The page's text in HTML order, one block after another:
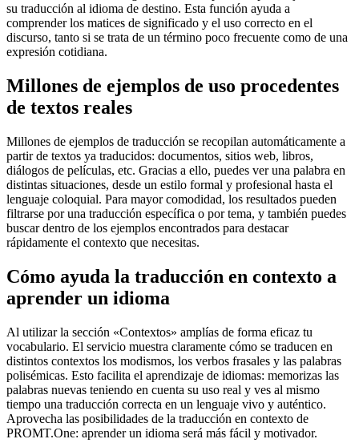
su traducción al idioma de destino. Esta función ayuda a
comprender los matices de significado y el uso correcto en el
discurso, tanto si se trata de un término poco frecuente como de una
expresión cotidiana.
Millones de ejemplos de uso procedentes
de textos reales
Millones de ejemplos de traducción se recopilan automáticamente a
partir de textos ya traducidos: documentos, sitios web, libros,
diálogos de películas, etc. Gracias a ello, puedes ver una palabra en
distintas situaciones, desde un estilo formal y profesional hasta el
lenguaje coloquial. Para mayor comodidad, los resultados pueden
filtrarse por una traducción específica o por tema, y también puedes
buscar dentro de los ejemplos encontrados para destacar
rápidamente el contexto que necesitas.
Cómo ayuda la traducción en contexto a
aprender un idioma
Al utilizar la sección «Contextos» amplías de forma eficaz tu
vocabulario. El servicio muestra claramente cómo se traducen en
distintos contextos los modismos, los verbos frasales y las palabras
polisémicas. Esto facilita el aprendizaje de idiomas: memorizas las
palabras nuevas teniendo en cuenta su uso real y ves al mismo
tiempo una traducción correcta en un lenguaje vivo y auténtico.
Aprovecha las posibilidades de la traducción en contexto de
PROMT.One: aprender un idioma será más fácil y motivador.